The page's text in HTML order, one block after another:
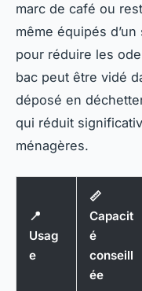
marc de café ou
même équipés
pour réduire les
bac peut être vidé
déposé en
qui réduit
ménagères.
📍
Usag
e
📏
Capacit
é
conseill
ée